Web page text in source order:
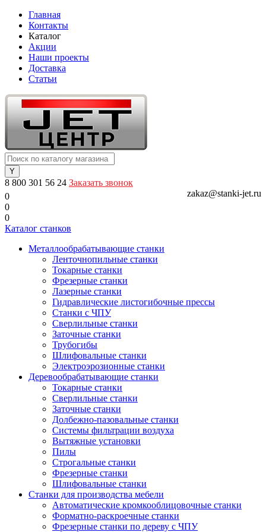
Главная
Контакты
Каталог
Акции
Наши проекты
Доставка
Статьи
8 800 301 56 24 Заказать звонок
zakaz@stanki-jet.ru
0
0
0
Каталог станков
Металлообрабатывающие станки
Ленточнопильные станки
Токарные станки
Фрезерные станки
Лазерные станки
Гидравлические листогибочные прессы
Станки с ЧПУ
Сверлильные станки
Заточные станки
Трубогибы
Шлифовальные станки
Электроэрозионные станки
Деревообрабатывающие станки
Токарные станки
Сверлильные станки
Заточные станки
Долбежно-пазовальные станки
Системы фильтрации воздуха
Вытяжные установки
Пилы
Строгальные станки
Фрезерные станки
Шлифовальные станки
Станки для производства мебели
Автоматические кромкооблицовочные станки
Форматно-раскроечные станки
Фрезерные станки по дереву с ЧПУ